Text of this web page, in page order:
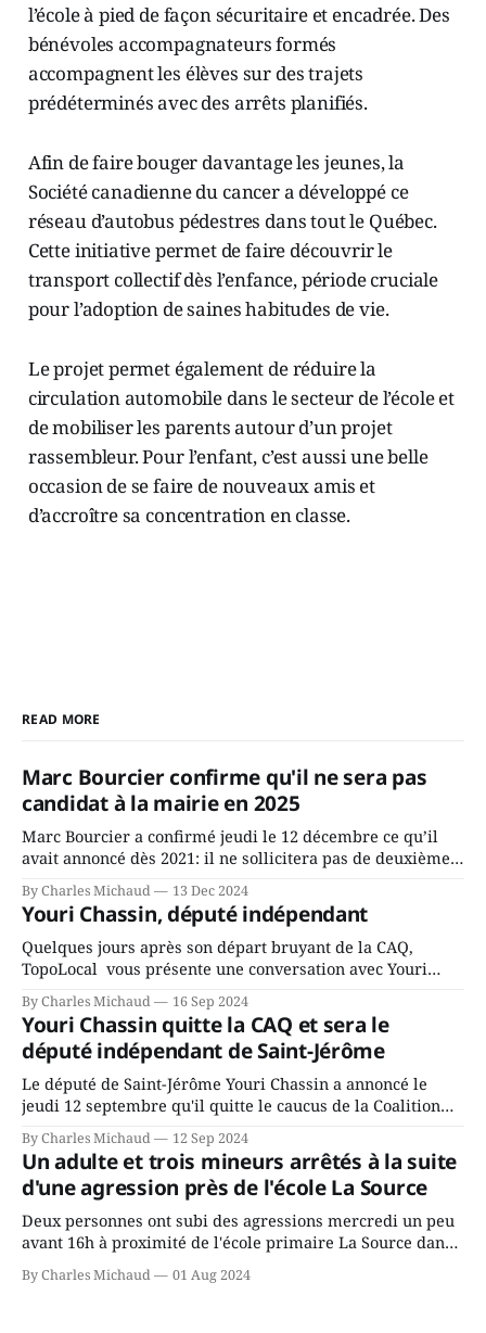
l’école à pied de façon sécuritaire et encadrée. Des
bénévoles accompagnateurs formés
accompagnent les élèves sur des trajets
prédéterminés avec des arrêts planifiés.
Afin de faire bouger davantage les jeunes, la
Société canadienne du cancer a développé ce
réseau d’autobus pédestres dans tout le Québec.
Cette initiative permet de faire découvrir le
transport collectif dès l’enfance, période cruciale
pour l’adoption de saines habitudes de vie.
Le projet permet également de réduire la
circulation automobile dans le secteur de l’école et
de mobiliser les parents autour d’un projet
rassembleur. Pour l’enfant, c’est aussi une belle
occasion de se faire de nouveaux amis et
d’accroître sa concentration en classe.
READ MORE
Marc Bourcier confirme qu'il ne sera pas
candidat à la mairie en 2025
Marc Bourcier a confirmé jeudi le 12 décembre ce qu’il
avait annoncé dès 2021: il ne sollicitera pas de deuxième
mandat à titre de maire de Saint-Jérôme. Bourcier en a
fait l’annonce en s’adressant aux employés de la ville,
rassemblés en soirée pour leur traditionnel souper
By Charles Michaud 13 Dec 2024
Youri Chassin, député indépendant
Quelques jours après son départ bruyant de la CAQ,
TopoLocal vous présente une conversation avec Youri
Chassin. Nous avons causé de sa décision. Y songeait-il
depuis longtemps? Sera-t-il candidat indépendant dans 2
ans? Joindrait-il un autre parti, par exemple les
conservateurs d’Éric Duhaime? Que lui
By Charles Michaud 16 Sep 2024
Youri Chassin quitte la CAQ et sera le
député indépendant de Saint-Jérôme
Le député de Saint-Jérôme Youri Chassin a annoncé le
jeudi 12 septembre qu'il quitte le caucus de la Coalition
Avenir Québec de François Legault parce qu'il est déçu du
gouvernement de la CAQ, surtout de son incapacité, qu'il
juge chronique, à offrir des
By Charles Michaud 12 Sep 2024
Un adulte et trois mineurs arrêtés à la suite
d'une agression près de l'école La Source
Deux personnes ont subi des agressions mercredi un peu
avant 16h à proximité de l'école primaire La Source dans
le secteur Bellefeuille de Saint-Jérôme. L'une de deux
victimes aurait été écrasée sous un véhicule et aspergée
By Charles Michaud 01 Aug 2024